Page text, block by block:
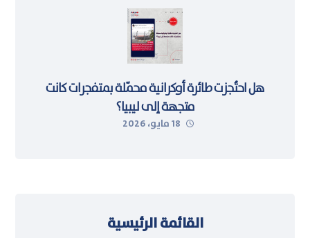
هل احتُجزت طائرة أوكرانية محمّلة بمتفجرات كانت
متجهة إلى ليبيا؟
18 مايو، 2026
القائمة الرئيسية